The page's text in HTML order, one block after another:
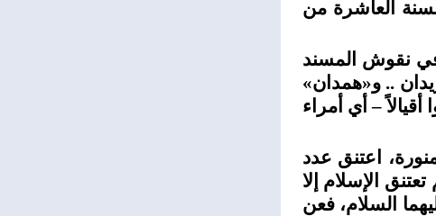
العاشرة من
في نقوش المسند
.. و«همدان»
– أي أمراء
اعتنق عدد
الإسلام إلا
السلام، فعن